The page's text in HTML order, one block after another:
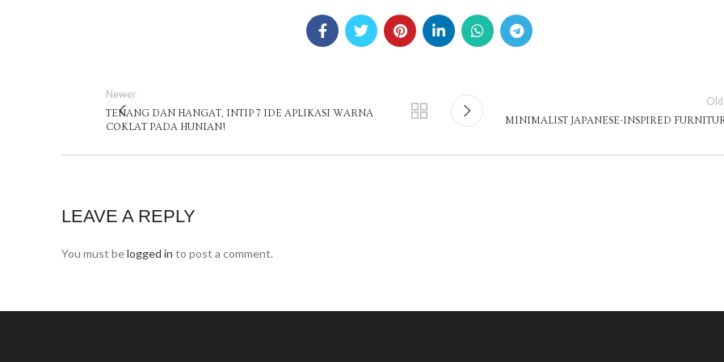
Newer
TENANG DAN HANGAT, INTIP 7 IDE APLIKASI WARNA
COKLAT PADA HUNIAN!
MINIMALIST JAPANESE-INSPIRED
LEAVE A REPLY
You must belogged in to post a comment.